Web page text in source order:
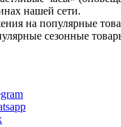
нашей сети.
на популярные
сезонные